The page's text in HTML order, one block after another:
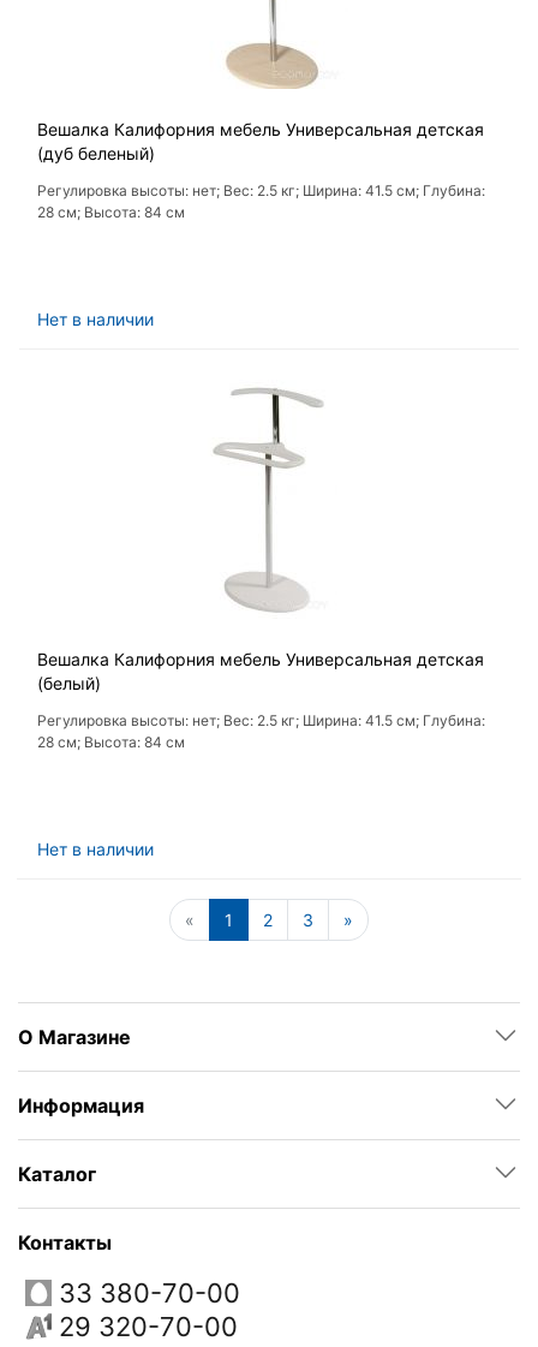
Вешалка Калифорния мебель Универсальная детская
(дуб беленый)
Регулировка высоты: нет; Вес: 2.5 кг; Ширина: 41.5 см; Глубина:
28 см; Высота: 84 см
Нет в наличии
Вешалка Калифорния мебель Универсальная детская
(белый)
Регулировка высоты: нет; Вес: 2.5 кг; Ширина: 41.5 см; Глубина:
28 см; Высота: 84 см
Нет в наличии
« 1 2 3 »
О Магазине
Информация
Каталог
Контакты
33 380-70-00
29 320-70-00